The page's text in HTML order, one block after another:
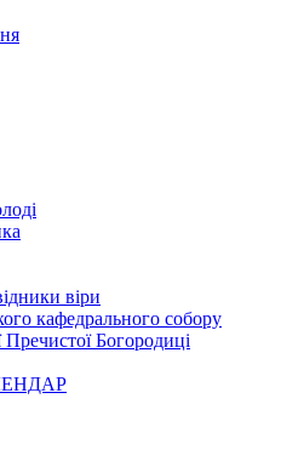
віри
кафедрального собору
Пречистої Богородиці